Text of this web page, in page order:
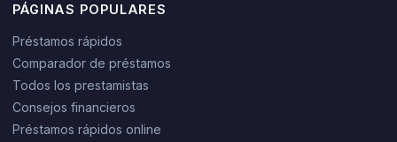
PÁGINAS POPULARES
Préstamos rápidos
Comparador de préstamos
Todos los prestamistas
Consejos financieros
Préstamos rápidos online